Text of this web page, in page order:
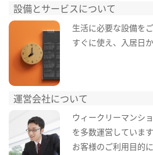
設備とサービスについて
生活に必要な設備を
すぐに使え、入居日
運営会社について
ウィークリーマンシ
を多数運営しています
お客様のご利用目的